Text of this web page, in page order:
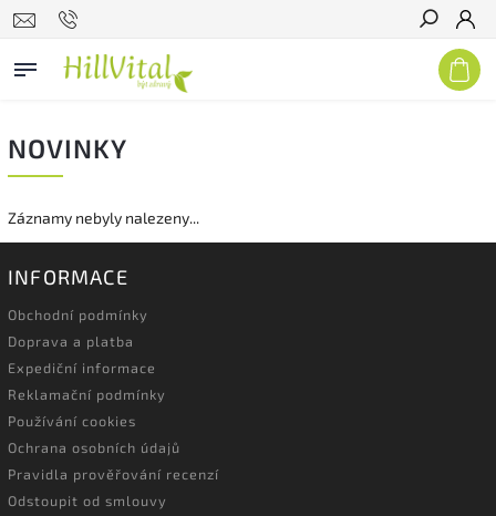
Hledat
NOVINKY
Záznamy nebyly nalezeny...
INFORMACE
Obchodní podmínky
Doprava a platba
Expediční informace
Reklamační podmínky
Používání cookies
Ochrana osobních údajů
Pravidla prověřování recenzí
Odstoupit od smlouvy